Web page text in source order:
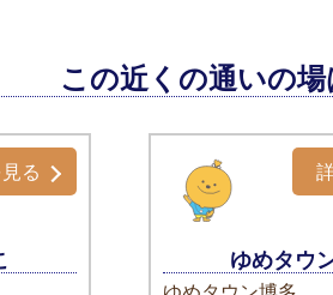
この近くの通いの
る
ゆめタウ